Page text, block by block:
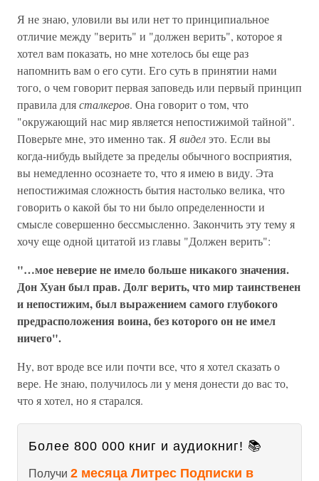
Я не знаю, уловили вы или нет то принципиальное
отличие между "верить" и "должен верить", которое я
хотел вам показать, но мне хотелось бы еще раз
напомнить вам о его сути. Его суть в принятии нами
того, о чем говорит первая заповедь или первый принцип
правила длясталкеров. Она говорит о том, что
"окружающий нас мир является непостижимой тайной".
Поверьте мне, это именно так. Я виделэто. Если вы
когда-нибудь выйдете за пределы обычного восприятия,
вы немедленно осознаете то, что я имею в виду. Эта
непостижимая сложность бытия настолько велика, что
говорить о какой бы то ни было определенности и
смысле совершенно бессмысленно. Закончить эту тему я
хочу еще одной цитатой из главы "Должен верить":
"…мое неверие не имело больше никакого значения.
Дон Хуан был прав. Долг верить, что мир таинственен
и непостижим, был выражением самого глубокого
предрасположения воина, без которого он не имел
ничего".
Ну, вот вроде все или почти все, что я хотел сказать о
вере. Не знаю, получилось ли у меня донести до вас то,
что я хотел, но я старался.
Более 800 000 книг и аудиокниг! 📚
Получи 2 месяца Литрес Подписки в